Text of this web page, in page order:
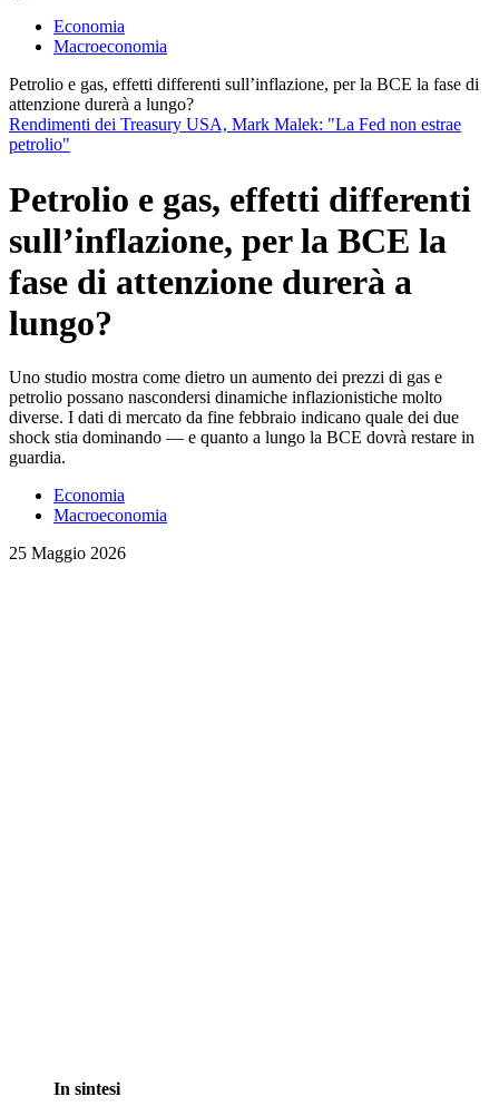
Economia
Macroeconomia
Petrolio e gas, effetti differenti sull’inflazione, per la BCE la fase di
attenzione durerà a lungo?
Rendimenti dei Treasury USA, Mark Malek: "La Fed non estrae
petrolio"
Petrolio e gas, effetti differenti
sull’inflazione, per la BCE la
fase di attenzione durerà a
lungo?
Uno studio mostra come dietro un aumento dei prezzi di gas e
petrolio possano nascondersi dinamiche inflazionistiche molto
diverse. I dati di mercato da fine febbraio indicano quale dei due
shock stia dominando — e quanto a lungo la BCE dovrà restare in
guardia.
Economia
Macroeconomia
25 Maggio 2026
In sintesi